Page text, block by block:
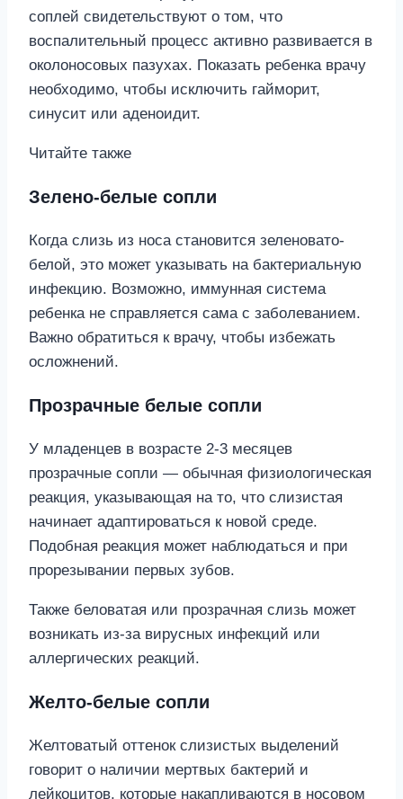
соплей свидетельствуют о том, что
воспалительный процесс активно развивается в
околоносовых пазухах. Показать ребенка врачу
необходимо, чтобы исключить гайморит,
синусит или аденоидит.
Читайте также
Зелено-белые сопли
Когда слизь из носа становится зеленовато-
белой, это может указывать на бактериальную
инфекцию. Возможно, иммунная система
ребенка не справляется сама с заболеванием.
Важно обратиться к врачу, чтобы избежать
осложнений.
Прозрачные белые сопли
У младенцев в возрасте 2-3 месяцев
прозрачные сопли — обычная физиологическая
реакция, указывающая на то, что слизистая
начинает адаптироваться к новой среде.
Подобная реакция может наблюдаться и при
прорезывании первых зубов.
Также беловатая или прозрачная слизь может
возникать из-за вирусных инфекций или
аллергических реакций.
Желто-белые сопли
Желтоватый оттенок слизистых выделений
говорит о наличии мертвых бактерий и
лейкоцитов, которые накапливаются в носовом